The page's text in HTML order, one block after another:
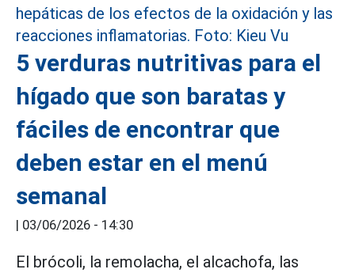
5 verduras nutritivas para el
hígado que son baratas y
fáciles de encontrar que
deben estar en el menú
semanal
| 03/06/2026 - 14:30
El brócoli, la remolacha, el alcachofa, las